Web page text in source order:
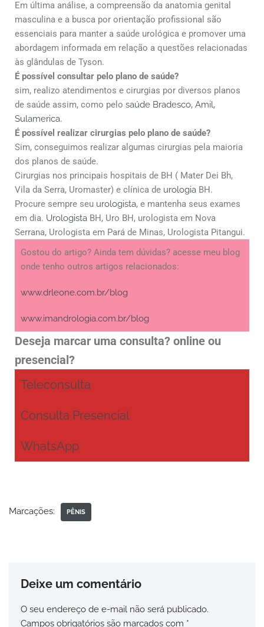
Em última análise, a compreensão da anatomia genital
masculina e a busca por orientação profissional são
essenciais para manter a saúde urológica e promover uma
abordagem informada em relação a questões relacionadas
às glândulas de Tyson.
É possível consultar pelo plano de saúde?
sim, realizo atendimentos e cirurgias por diversos planos
de saúde assim, como pelo saúde Bradesco, Amil,
Sulamerica.
É possível realizar cirurgias pelo plano de saúde?
Sim, conseguimos realizar algumas cirurgias pela maioria
dos planos de saúde.
Cirurgias nos principais hospitais de BH ( Mater Dei Bh,
Vila da Serra, Uromaster) e clínica de urologia BH.
Procure sempre seu urologista, e mantenha seus exames
em dia. Urologista BH, Uro BH, urologista em Nova
Serrana, Urologista em Pará de Minas, Urologista Pitangui.
Gostou do artigo? Ainda tem dúvidas? acesse meu blog
onde tenho outros artigos relacionados:
www.drleone.com.br/blog
www.imandrologia.com.br/blog
Deseja marcar uma consulta? online ou
presencial?
Teleconsulta
Consulta Presencial
WhatsApp
Marcações: PÊNIS
Deixe um comentário
O seu endereço de e-mail não será publicado.
Campos obrigatórios são marcados com *